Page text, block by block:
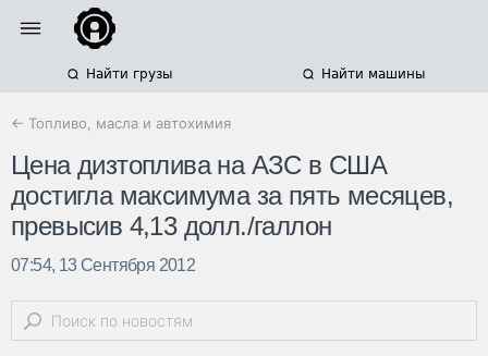
Найти грузы Найти машины
← Топливо, масла и автохимия
Цена дизтоплива на АЗС в США
достигла максимума за пять месяцев,
превысив 4,13 долл./галлон
07:54, 13 Сентября 2012